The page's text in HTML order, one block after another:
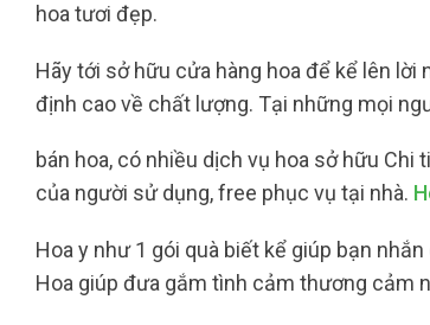
hoa tươi đẹp.
Hãy tới sở hữu cửa hàng hoa để kể lên
định cao về chất lượng. Tại những mọi
bán hoa, có nhiều dịch vụ hoa sở hữu
của người sử dụng, free phục vụ tại nhà.
Hoa y như 1 gói quà biết kể giúp bạn
Hoa giúp đưa gắm tình cảm thương cảm